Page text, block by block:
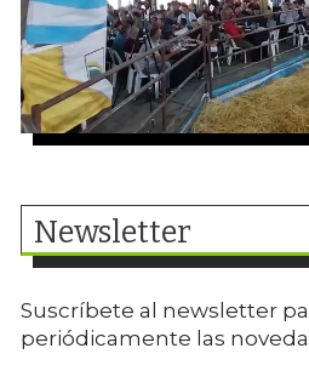
Newsletter
Suscríbete al newsletter
periódicamente las